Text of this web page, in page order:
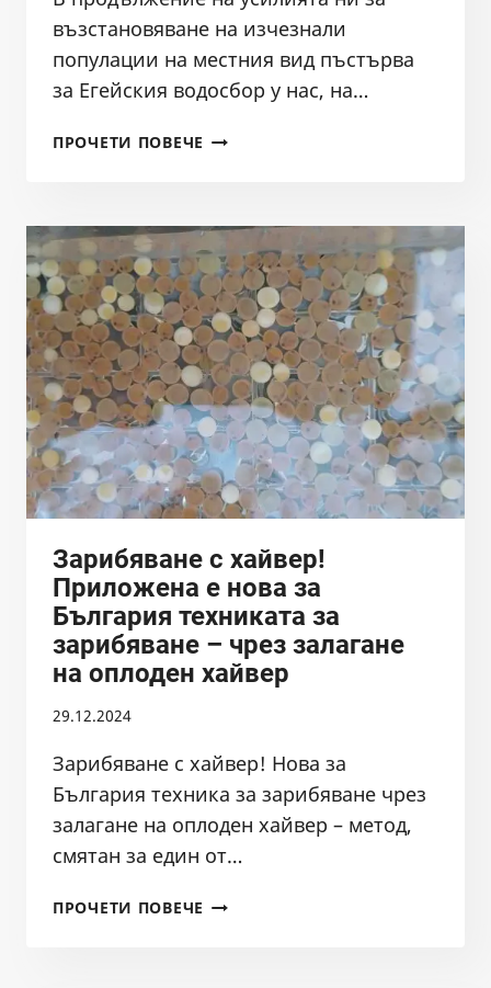
възстановяване на изчезнали
популации на местния вид пъстърва
за Егейския водосбор у нас, на…
ПРОЧЕТИ ПОВЕЧЕ ЗАРИБЯВАНЕ
S.MACEDONICUS
ВЪВ
ВОДОСБОРА
НА
РЕКА
ТУНДЖА
03.01.2025
Зарибяване с хайвер!
Приложена е нова за
България техниката за
зарибяване – чрез залагане
на оплоден хайвер
29.12.2024
Зарибяване с хайвер! Нова за
България техника за зарибяване чрез
залагане на оплоден хайвер – метод,
смятан за един от…
ПРОЧЕТИ ПОВЕЧЕ ЗАРИБЯВАНЕ